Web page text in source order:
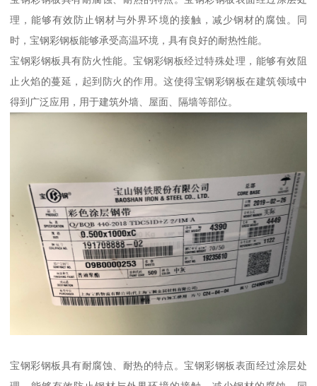
理，能够有效防止钢材与外界环境的接触，减少钢材的腐蚀。同
时，宝钢彩钢板能够承受高温环境，具有良好的耐热性能。
宝钢彩钢板具有防火性能。宝钢彩钢板经过特殊处理，能够有效阻
止火焰的蔓延，起到防火的作用。这使得宝钢彩钢板在建筑领域中
得到广泛应用，用于建筑外墙、屋面、隔墙等部位。
宝钢彩钢板具有耐腐蚀、耐热的特点。宝钢彩钢板表面经过涂层处